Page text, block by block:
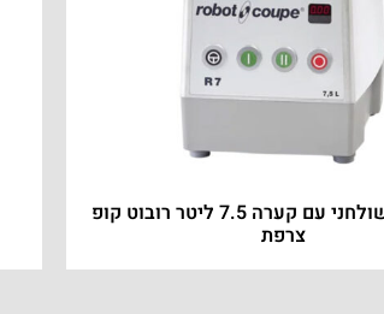
מעבד מזון שולחני עם קערה 7.5 ליטר רובוט קופ
צרפת